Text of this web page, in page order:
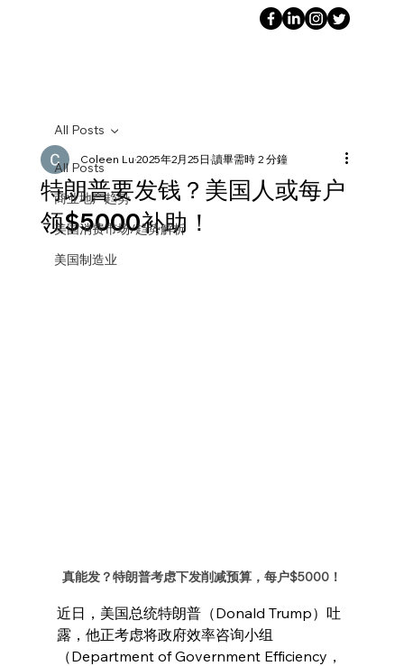
All Posts
商业地产趋势
美国消费市场/趋势解析
美国制造业
All Posts
特朗普要发钱？美国人或每户
领$5000补助！
Coleen Lu2025年2月25日 讀畢需時 2 分鐘
真能发？特朗普考虑下发削减预算，每户$5000！
近日，美国总统特朗普（Donald Trump）吐
露，他正考虑将政府效率咨询小组
（Department of Government Efficiency，